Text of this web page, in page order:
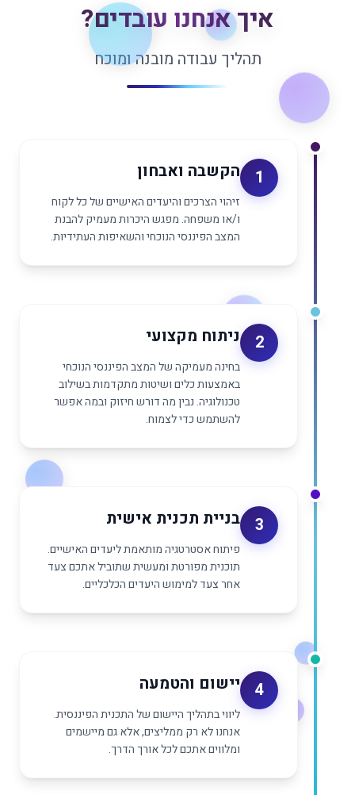
איך אנחנו עובדים?
תהליך עבודה מובנה ומוכח
1 הקשבה ואבחון
זיהוי הצרכים והיעדים האישיים של כל לקוח
ו/או משפחה. מפגש היכרות מעמיק להבנת
המצב הפיננסי הנוכחי והשאיפות העתידיות.
2 ניתוח מקצועי
בחינה מעמיקה של המצב הפיננסי הנוכחי
באמצעות כלים ושיטות מתקדמות בשילוב
טכנולוגיה. נבין מה דורש חיזוק ובמה אפשר
להשתמש כדי לצמוח.
3 בניית תכנית אישית
פיתוח אסטרטגיה מותאמת ליעדים האישיים.
תוכנית מפורטת ומעשית שתוביל אתכם צעד
אחר צעד למימוש היעדים הכלכליים.
4 יישום והטמעה
ליווי בתהליך היישום של התכנית הפיננסית.
אנחנו לא רק ממליצים, אלא גם מיישמים
ומלווים אתכם לכל אורך הדרך.